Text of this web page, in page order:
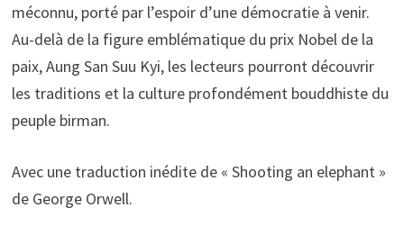
méconnu, porté par l’espoir d’une démocratie à venir.
Au-delà de la figure emblématique du prix Nobel de la
paix, Aung San Suu Kyi, les lecteurs pourront découvrir
les traditions et la culture profondément bouddhiste du
peuple birman.
Avec une traduction inédite de « Shooting an elephant »
de George Orwell.